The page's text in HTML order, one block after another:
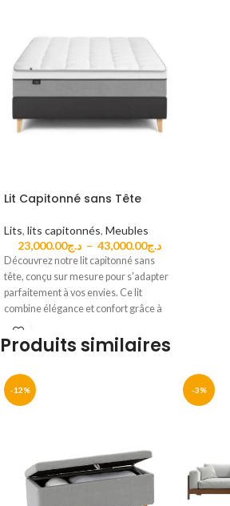
Lit Capitonné sans Tête
Lits, lits capitonnés, Meubles
د.ج23,000.00 – د.ج43,000.00
Découvrez notre lit capitonné sans
tête, conçu sur mesure pour s'adapter
parfaitement à vos envies. Ce lit
combine élégance et confort grâce à
son design minimaliste et moderne.
Personnalisez-le avec un large choix
soyez adepte des tissus doux ou des
revêtements plus audacieux.
Produits similaires
-12% -3%